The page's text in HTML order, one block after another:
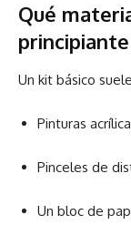
Qué
Un kit básico
Pinturas
Pinceles de
Un bloc de